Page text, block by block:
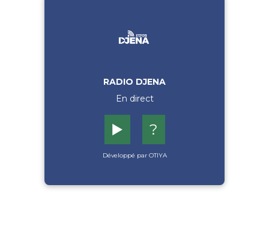
RADIO DJENA
En direct
▶️ ?
Développé par OTIYA